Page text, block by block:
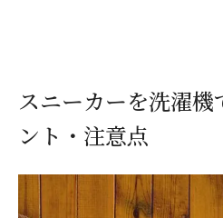
スニーカーを洗濯機
ント・注意点